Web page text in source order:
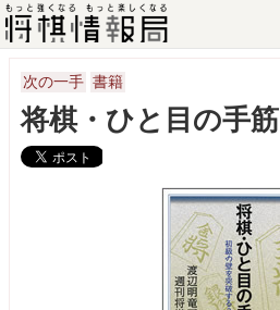
次の一手 書籍
将棋・ひと目の手筋